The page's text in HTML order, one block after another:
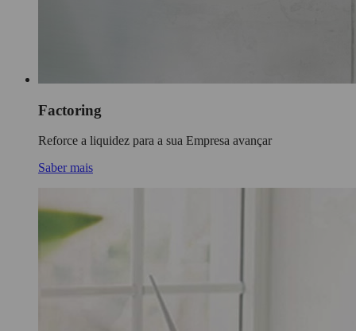
Factoring
Reforce a liquidez para a sua Empresa avançar
Saber mais